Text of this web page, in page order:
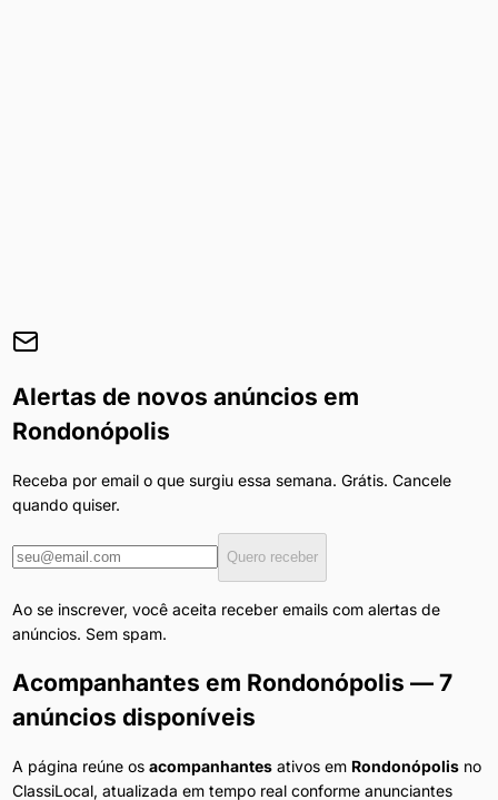
Alertas de novos anúncios em
Rondonópolis
Receba por email o que surgiu essa semana. Grátis. Cancele
quando quiser.
Quero receber
Ao se inscrever, você aceita receber emails com alertas de
anúncios. Sem spam.
Acompanhantes em Rondonópolis — 7
anúncios disponíveis
A página reúne os acompanhantesativos em Rondonópolisno
ClassiLocal, atualizada em tempo real conforme anunciantes